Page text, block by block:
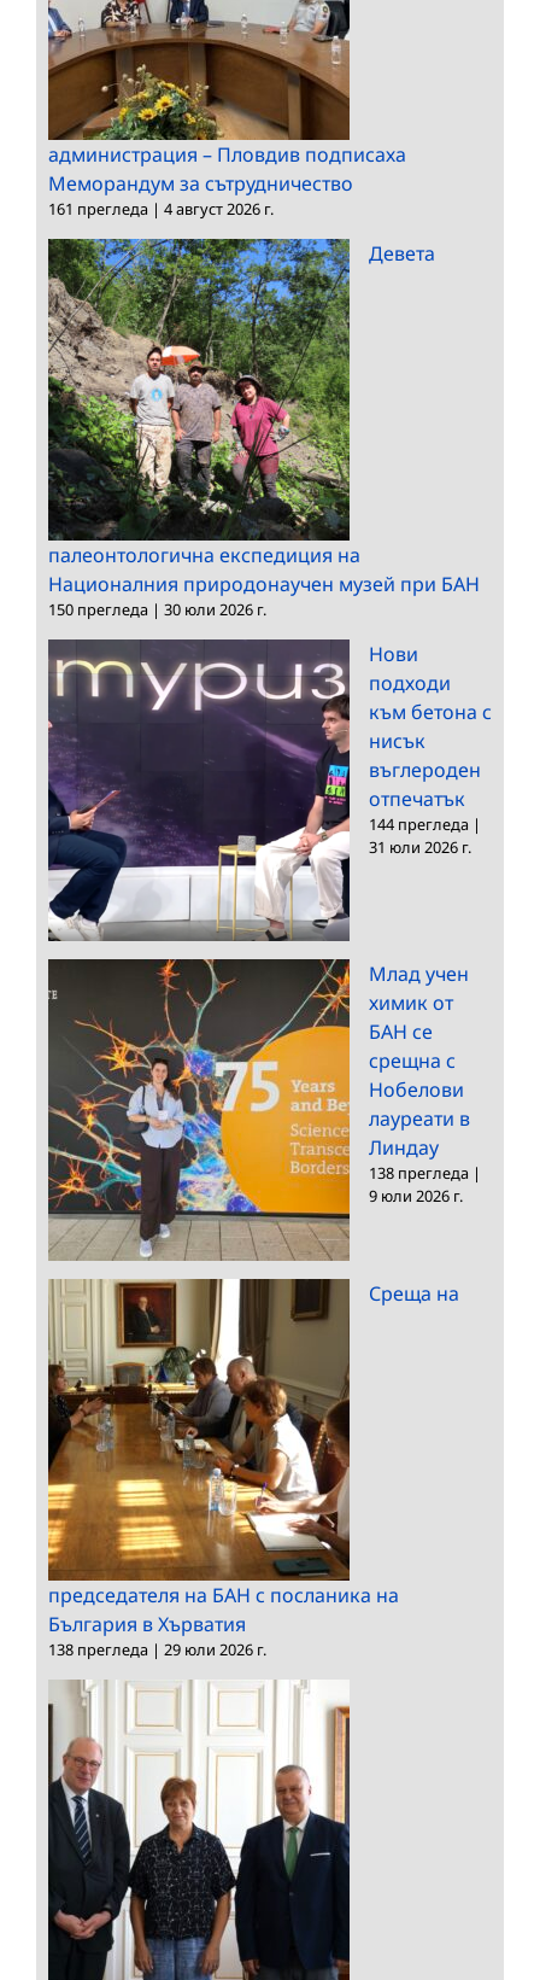
администрация – Пловдив подписаха
Меморандум за сътрудничество
161 прегледа | 4 август 2026 г.
Девета
палеонтологична експедиция на
Националния природонаучен музей при БАН
150 прегледа | 30 юли 2026 г.
Нови
подходи
към бетона с
нисък
въглероден
отпечатък
144 прегледа |
31 юли 2026 г.
Млад учен
химик от
БАН се
срещна с
Нобелови
лауреати в
Линдау
138 прегледа |
9 юли 2026 г.
Среща на
председателя на БАН с посланика на
България в Хърватия
138 прегледа | 29 юли 2026 г.